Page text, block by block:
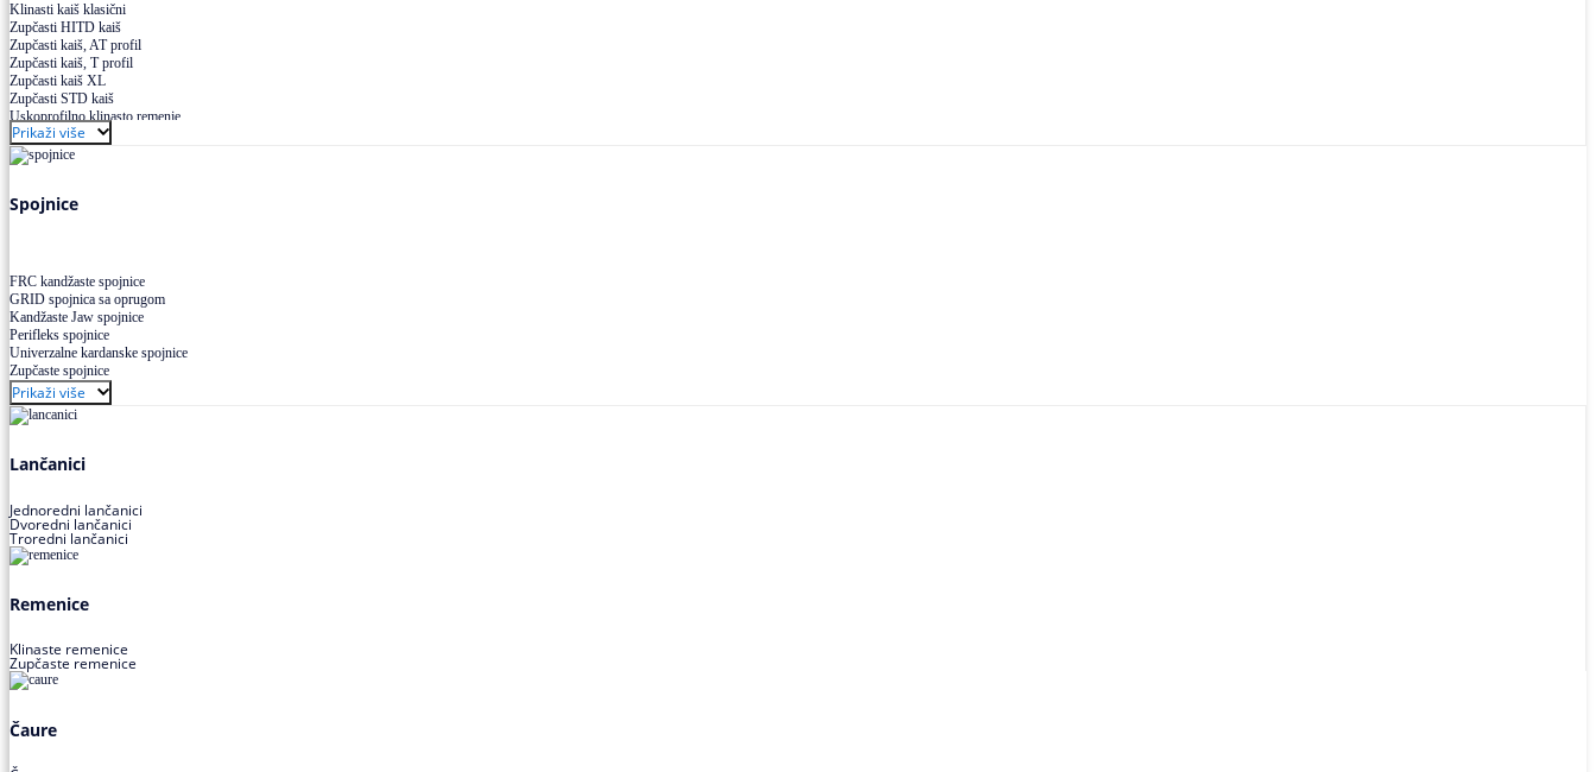
Klinasti kaiš klasični
Zupčasti HITD kaiš
Zupčasti kaiš, AT profil
Zupčasti kaiš, T profil
Zupčasti kaiš XL
Zupčasti STD kaiš
Uskoprofilno klinasto remenje
Uskoprofilno klinasto remenje spojeno
Uskoprofilno klinasto remenje XP extra power
Višekanalno remenje PJ,PK
Prikaži više
Spojnice
FRC kandžaste spojnice
GRID spojnica sa oprugom
Kandžaste Jaw spojnice
Perifleks spojnice
Univerzalne kardanske spojnice
Zupčaste spojnice
Prikaži više
Lančanici
Jednoredni lančanici
Dvoredni lančanici
Troredni lančanici
Remenice
Klinaste remenice
Zupčaste remenice
Čaure